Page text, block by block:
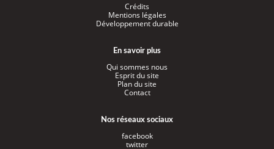
Crédits
Mentions légales
Développement durable
En savoir plus
Qui sommes nous
Esprit du site
Plan du site
Contact
Nos réseaux sociaux
facebook
twitter